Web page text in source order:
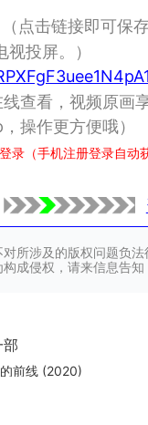
（点击链接即可保
投屏。）
查看，视频原画享
操作更方便哦）
录（手机注册登录自动
所涉及的版权问题负
成侵权，请来信息告知
前线 (2020)